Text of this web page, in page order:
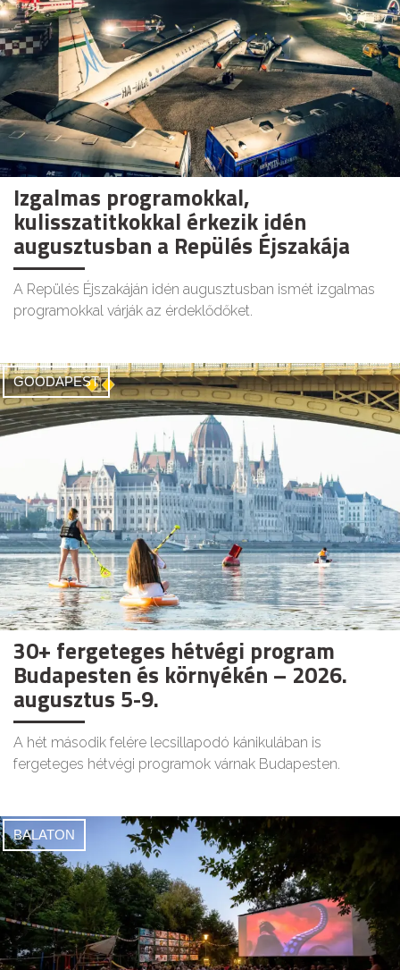
Izgalmas programokkal,
kulisszatitkokkal érkezik idén
augusztusban a Repülés Éjszakája
A Repülés Éjszakáján idén augusztusban ismét izgalmas
programokkal várják az érdeklődőket.
GOODAPEST
30+ fergeteges hétvégi program
Budapesten és környékén – 2026.
augusztus 5-9.
A hét második felére lecsillapodó kánikulában is
fergeteges hétvégi programok várnak Budapesten.
BALATON